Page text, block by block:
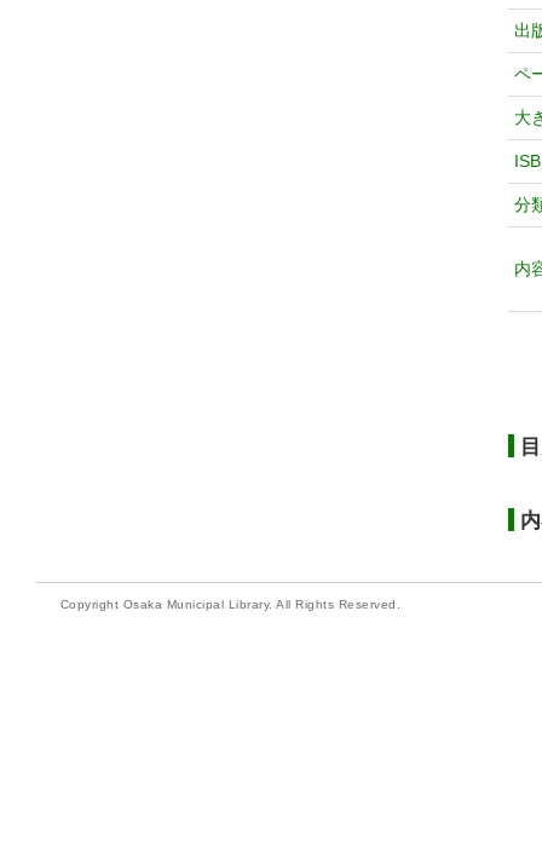
出
ペ
大
分
内
Copyright Osaka Municipal Library. All Rights Reserved.